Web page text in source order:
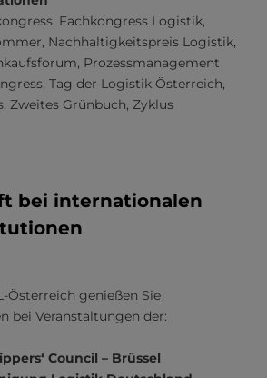
Fachkongress Logistik,
Nachhaltigkeitspreis Logistik,
Prozessmanagement
Tag der Logistik Österreich,
Zweites Grünbuch, Zyklus
bei internationalen
Österreich genießen Sie
bei Veranstaltungen der:
Council – Brüssel